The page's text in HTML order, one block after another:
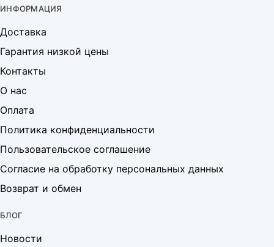
ИНФОРМАЦИЯ
Доставка
Гарантия низкой цены
Контакты
О нас
Оплата
Политика конфиденциальности
Пользовательское соглашение
Согласие на обработку персональных данных
Возврат и обмен
БЛОГ
Новости